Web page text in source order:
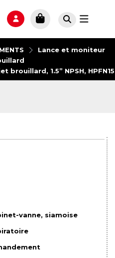
Lance et moniteur
brouillard, 1.5” NPSH,
vanne, siamoise